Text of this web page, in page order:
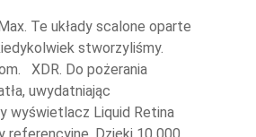
Te układy scalone oparte
stworzyliśmy.
XDR. Do pożerania
uwydatniając
wyświetlacz Liquid Retina